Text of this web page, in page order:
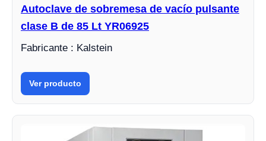
Autoclave de sobremesa de vacío pulsante
clase B de 85 Lt YR06925
Fabricante : Kalstein
Ver producto